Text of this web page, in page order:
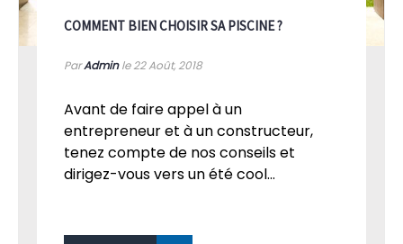
COMMENT BIEN CHOISIR SA PISCINE ?
ParAdminle 22Août, 2018
Avant de faire appel à un
entrepreneur et à un constructeur,
tenez compte de nos conseils et
dirigez-vous vers un été cool...